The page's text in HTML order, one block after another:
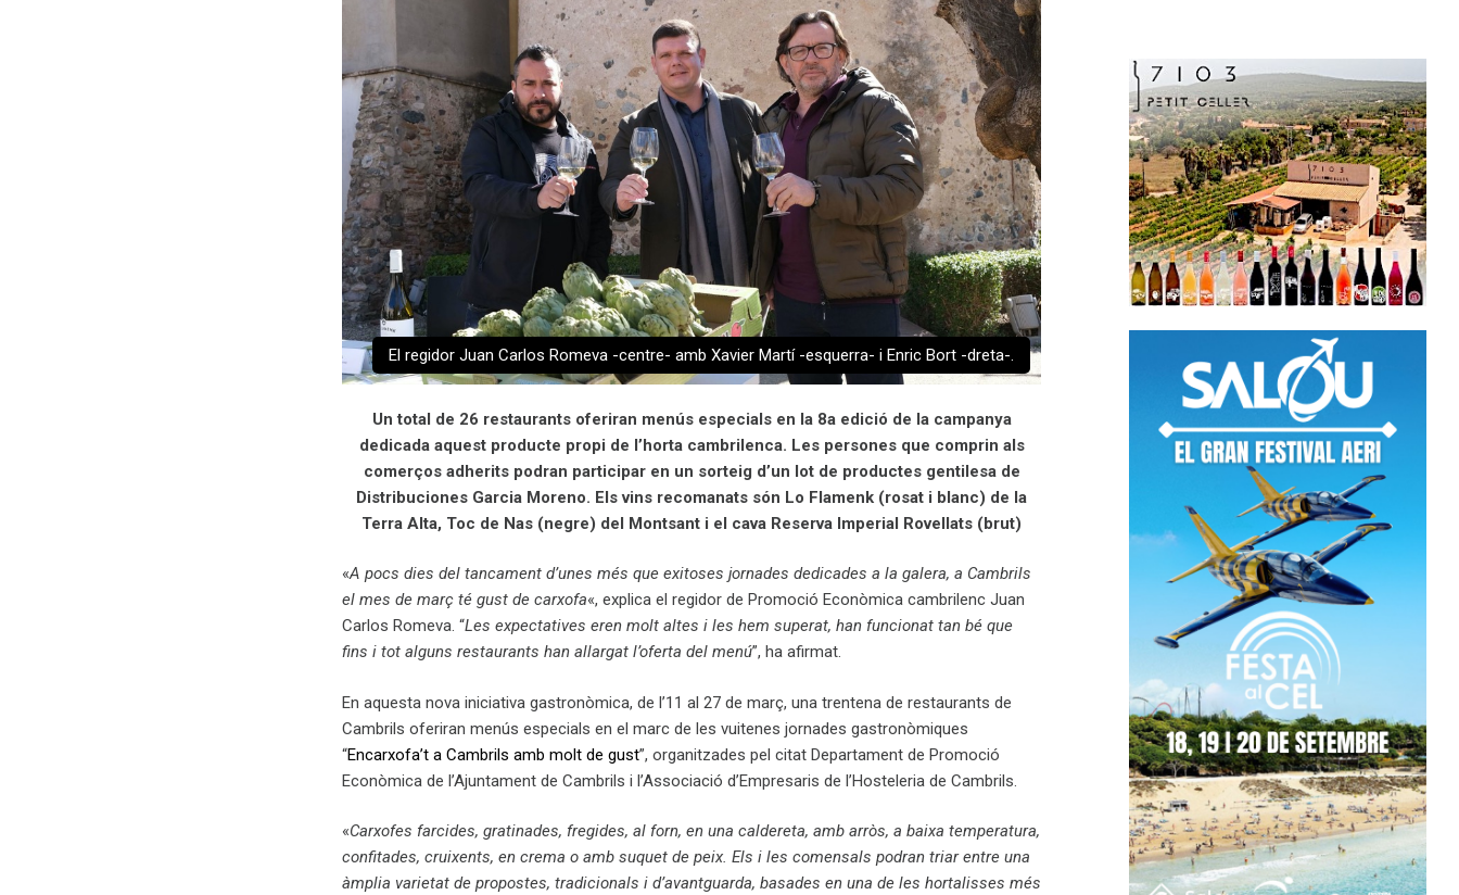
El regidor Juan Carlos Romeva -centre- amb Xavier Martí -esquerra- i Enric Bort -dreta-.
Un total de 26 restaurants oferiran menús especials en la 8a edició de la campanya
dedicada aquest producte propi de l’horta cambrilenca. Les persones que comprin als
comerços adherits podran participar en un sorteig d’un lot de productes gentilesa de
Distribuciones Garcia Moreno. Els vins recomanats són Lo Flamenk (rosat i blanc) de la
Terra Alta, Toc de Nas (negre) del Montsant i el cava Reserva Imperial Rovellats (brut)
«A pocs dies del tancament d’unes més que exitoses jornades dedicades a la galera, a Cambrils
el mes de març té gust de carxofa«, explica el regidor de Promoció Econòmica cambrilenc Juan
Carlos Romeva. “Les expectatives eren molt altes i les hem superat, han funcionat tan bé que
fins i tot alguns restaurants han allargat l’oferta del menú”, ha afirmat.
En aquesta nova iniciativa gastronòmica, de l’11 al 27 de març, una trentena de restaurants de
Cambrils oferiran menús especials en el marc de les vuitenes jornades gastronòmiques
“Encarxofa’t a Cambrils amb molt de gust”, organitzades pel citat Departament de Promoció
Econòmica de l’Ajuntament de Cambrils i l’Associació d’Empresaris de l’Hosteleria de Cambrils.
«Carxofes farcides, gratinades, fregides, al forn, en una caldereta, amb arròs, a baixa temperatura,
confitades, cruixents, en crema o amb suquet de peix. Els i les comensals podran triar entre una
àmplia varietat de propostes, tradicionals i d’avantguarda, basades en una de les hortalisses més